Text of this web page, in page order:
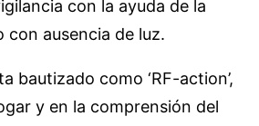
con la ayuda de la
ausencia de luz.
bautizado como ‘RF-action’,
y en la comprensión del